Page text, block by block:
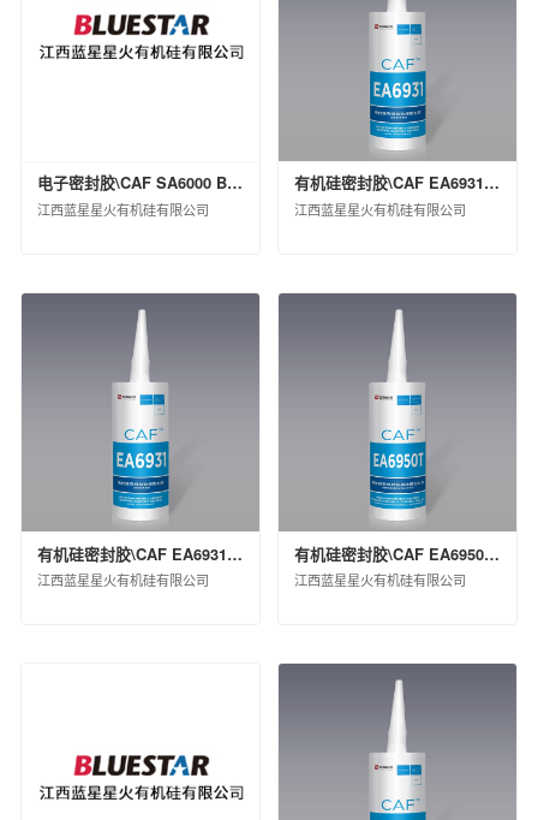
中化石油江苏有限公司
中化石油辽宁有限公司
中化石油浙江有限公司
中化国际(控股)股份有限公司产业资源事业部
中化国际新材料（河北）有限公司
中化石油山东有限公司
中化河北有限公司
中化石油湖南有限公司
北京市石油化工产品开发供应有限公司
中化石油江西有限公司
中化石油川渝有限公司
江西中化石油成品油销售有限公司
山东昌邑石化有限公司
中化石油华北（山东）有限公司
电子密封胶\CAF SA6000 BLK LV 软包\支装(KG)\0.82
江西蓝星星火有机硅有限公司
有机硅密封胶\CAF EA6931 BLK\桶装(KG)\270
江西蓝星星火有机硅有限公司
有机硅密封胶\CAF EA6931 GREY\桶装(KG)\270
江西蓝星星火有机硅有限公司
有机硅密封胶\CAF EA6950T TRS\桶装(kg)\180
江西蓝星星火有机硅有限公司